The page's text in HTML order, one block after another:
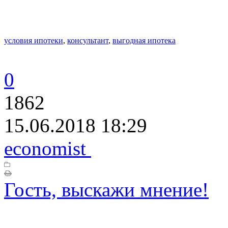
условия ипотеки, консультант, выгодная ипотека
0
1862
15.06.2018 18:29
economist
Гость, выскажи мнение!